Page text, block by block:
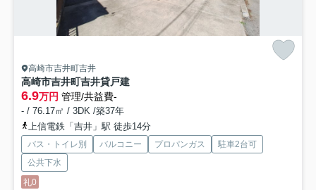
高崎市吉井町吉井
高崎市吉井町吉井貸戸建
6.9万円 管理/共益費-
- / 76.17㎡ / 3DK /築37年
上信電鉄「吉井」駅 徒歩14分
バス・トイレ別 バルコニー プロパンガス
駐車2台可
公共下水
礼0